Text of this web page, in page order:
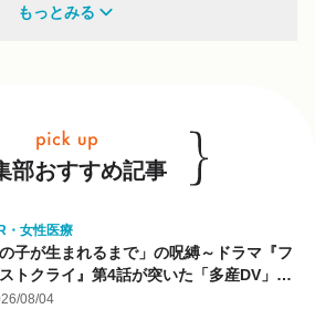
もっとみる
部おすすめ記事
・女性医療
の子が生まれるまで」の呪縛～ドラマ『フ
トクライ』第4話が突いた「多産DV」と
ントロール～
08/04